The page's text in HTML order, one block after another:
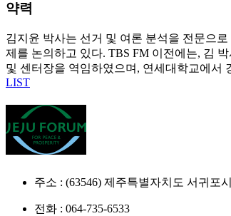
약력
김지윤 박사는 선거 및 여론 분석을 전문으
제를 논의하고 있다. TBS FM 이전에는, 김
및 센터장을 역임하였으며, 연세대학교에서
LIST
주소 : (63546) 제주특별자치도 서귀포
전화 : 064-735-6533